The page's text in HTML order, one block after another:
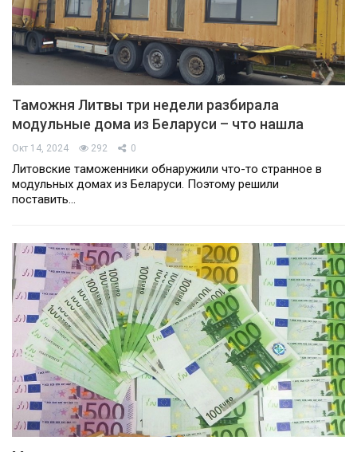
Таможня Литвы три недели разбирала
модульные дома из Беларуси – что нашла
Окт 14, 2024 292 0
Литовские таможенники обнаружили что-то странное в
модульных домах из Беларуси. Поэтому решили
поставить…